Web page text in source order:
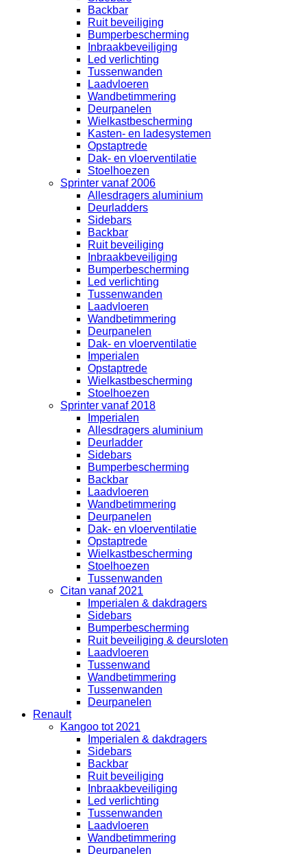
Backbar
Ruit beveiliging
Bumperbescherming
Inbraakbeveiliging
Led verlichting
Tussenwanden
Laadvloeren
Wandbetimmering
Deurpanelen
Wielkastbescherming
Kasten- en ladesystemen
Opstaptrede
Dak- en vloerventilatie
Stoelhoezen
Sprinter vanaf 2006
Allesdragers aluminium
Deurladders
Sidebars
Backbar
Ruit beveiliging
Inbraakbeveiliging
Bumperbescherming
Led verlichting
Tussenwanden
Laadvloeren
Wandbetimmering
Deurpanelen
Dak- en vloerventilatie
Imperialen
Opstaptrede
Wielkastbescherming
Stoelhoezen
Sprinter vanaf 2018
Imperialen
Allesdragers aluminium
Deurladder
Sidebars
Bumperbescherming
Backbar
Laadvloeren
Wandbetimmering
Deurpanelen
Dak- en vloerventilatie
Opstaptrede
Wielkastbescherming
Stoelhoezen
Tussenwanden
Citan vanaf 2021
Imperialen & dakdragers
Sidebars
Bumperbescherming
Ruit beveiliging & deursloten
Laadvloeren
Tussenwand
Wandbetimmering
Tussenwanden
Deurpanelen
Renault
Kangoo tot 2021
Imperialen & dakdragers
Sidebars
Backbar
Ruit beveiliging
Inbraakbeveiliging
Led verlichting
Tussenwanden
Laadvloeren
Wandbetimmering
Deurpanelen